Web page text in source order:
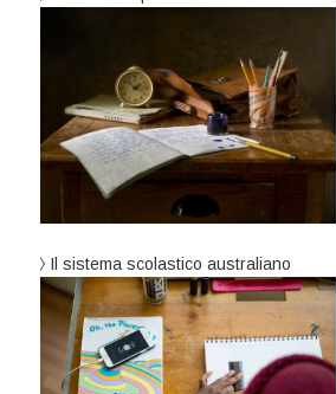
Il sistema scolastico australiano